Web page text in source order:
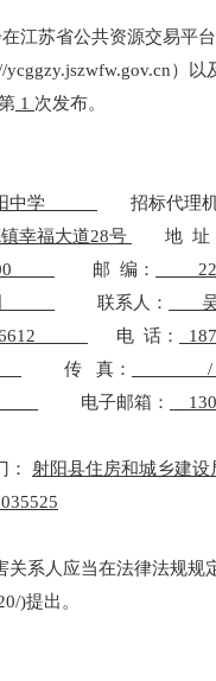
江苏省公共资源交易平
）以
1 次发布。
中学
招标代理
幸福大道28号 地 址
邮 编：
联系人：
电 话：
传 真：
/
电子邮箱：
：
射阳县住房和城乡建设
关系人应当在法律法规
)提出。